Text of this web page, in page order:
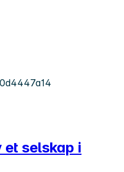
et selskap i